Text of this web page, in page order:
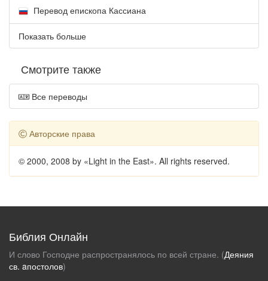
Перевод епископа Кассиана
Показать больше
Смотрите также
Все переводы
Авторские права
© 2000, 2008 by «Light in the East». All rights reserved.
Библия Онлайн
И слово Господне распространялось по всей стране. (Деяния
св. aпостолов)